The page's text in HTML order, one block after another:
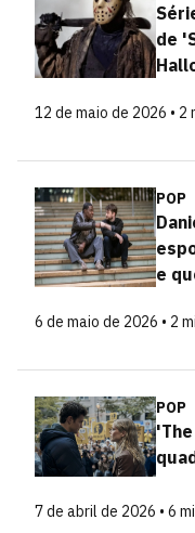
de
12 de maio de 2026 • 2
POP
e
6 de maio de 2026 • 2
POP
7 de abril de 2026 • 6